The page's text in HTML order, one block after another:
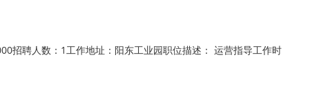
招聘人数：1工作地址：阳东工业园职位描述： 运营指导工作时